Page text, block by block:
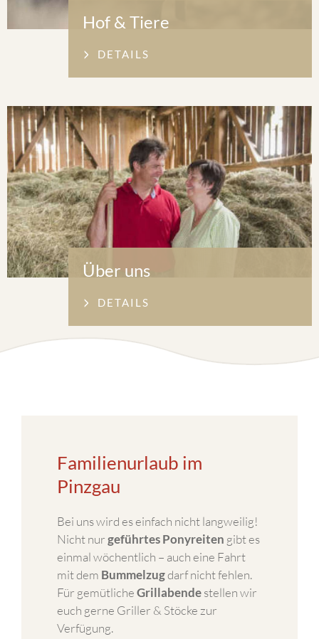
Hof & Tiere
DETAILS
Über uns
DETAILS
Familienurlaub im
Pinzgau
Bei uns wird es einfach nicht langweilig!
Nicht nurgeführtes Ponyreiten gibt es
einmal wöchentlich – auch eine Fahrt
mit dem Bummelzugdarf nicht fehlen.
Für gemütlicheGrillabendestellen wir
euch gerne Griller & Stöcke zur
Verfügung.